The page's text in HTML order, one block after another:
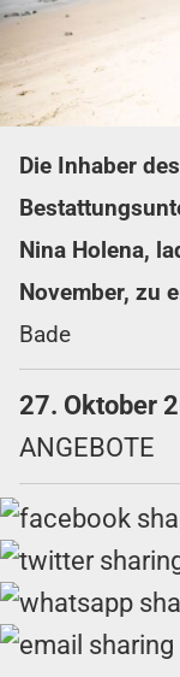
Die Inhaber
Nina Holena,
November, zu
Bade
27. Oktober
ANGEBOTE